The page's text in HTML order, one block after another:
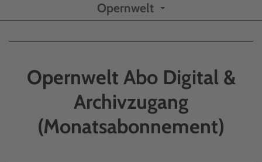
Opernwelt
Opernwelt Abo Digital &
Archivzugang
(Monatsabonnement)